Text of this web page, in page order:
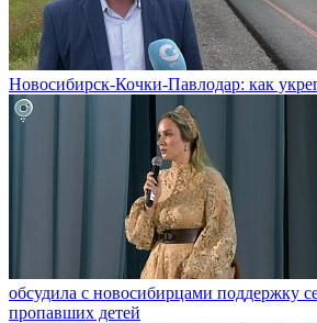
Новосибирск-Кочки-Павлодар: как
обсудила с новосибирцами поддержку
пропавших детей